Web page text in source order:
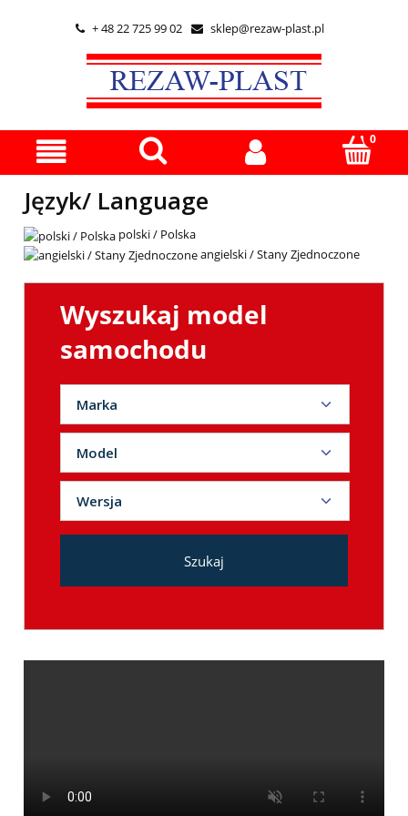
 + 48 22 725 99 02  sklep@rezaw-plast.pl
Język/ Language
polski / Polska
angielski / Stany Zjednoczone
Wyszukaj model
samochodu
Marka
ALFA ROMEO
AUDI
CUPRA
Model
Wersja
Szukaj